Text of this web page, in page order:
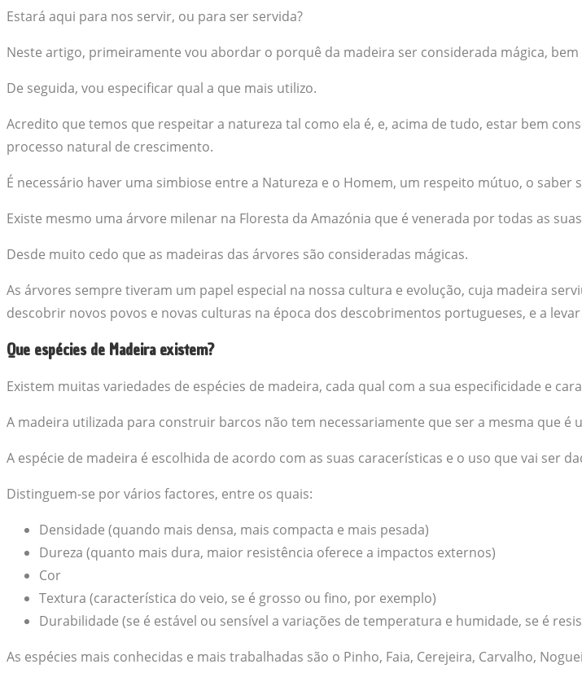
Estará aqui para nos servir, ou para ser servida?
Neste artigo, primeiramente vou abordar o porquê da madeira ser considerada mágica,
De seguida, vou especificar qual a que mais utilizo.
Acredito que temos que respeitar a natureza tal como ela é, e, acima de tudo, estar bem
processo natural de crescimento.
É necessário haver uma simbiose entre a Natureza e o Homem, um respeito mútuo, o saber
Existe mesmo uma árvore milenar na Floresta da Amazónia que é venerada por todas as
Desde muito cedo que as madeiras das árvores são consideradas mágicas.
As árvores sempre tiveram um papel especial na nossa cultura e evolução, cuja madeira
descobrir novos povos e novas culturas na época dos descobrimentos portugueses, e a
Que espécies de Madeira existem?
Existem muitas variedades de espécies de madeira, cada qual com a sua especificidade e
A madeira utilizada para construir barcos não tem necessariamente que ser a mesma que
A espécie de madeira é escolhida de acordo com as suas caracerísticas e o uso que vai ser
Distinguem-se por vários factores, entre os quais:
Densidade (quando mais densa, mais compacta e mais pesada)
Dureza (quanto mais dura, maior resistência oferece a impactos externos)
Cor
Textura (característica do veio, se é grosso ou fino, por exemplo)
Durabilidade (se é estável ou sensível a variações de temperatura e humidade, se é
As espécies mais conhecidas e mais trabalhadas são o Pinho, Faia, Cerejeira, Carvalho,